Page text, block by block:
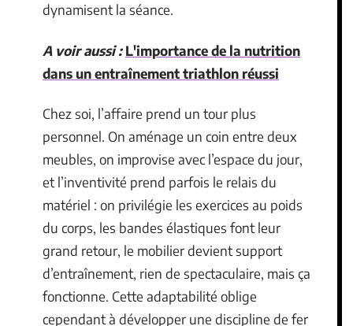
dynamisent la séance.
A voir aussi : L'importance de la nutrition
dans un entraînement triathlon réussi
Chez soi, l’affaire prend un tour plus
personnel. On aménage un coin entre deux
meubles, on improvise avec l’espace du jour,
et l’inventivité prend parfois le relais du
matériel : on privilégie les exercices au poids
du corps, les bandes élastiques font leur
grand retour, le mobilier devient support
d’entraînement, rien de spectaculaire, mais ça
fonctionne. Cette adaptabilité oblige
cependant à développer une discipline de fer